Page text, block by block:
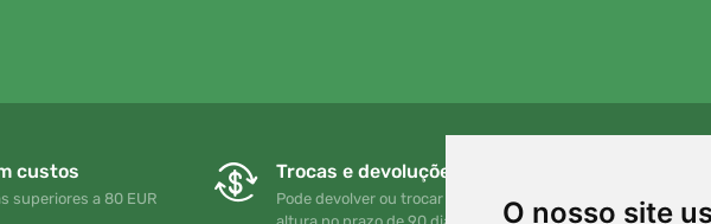
O nosso site
custos
superiores a 80 EUR
Trocas e devoluções gratuitas
Pode devolver ou trocar a sua encomenda em qualquer